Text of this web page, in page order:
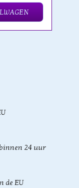
24 uur
de EU